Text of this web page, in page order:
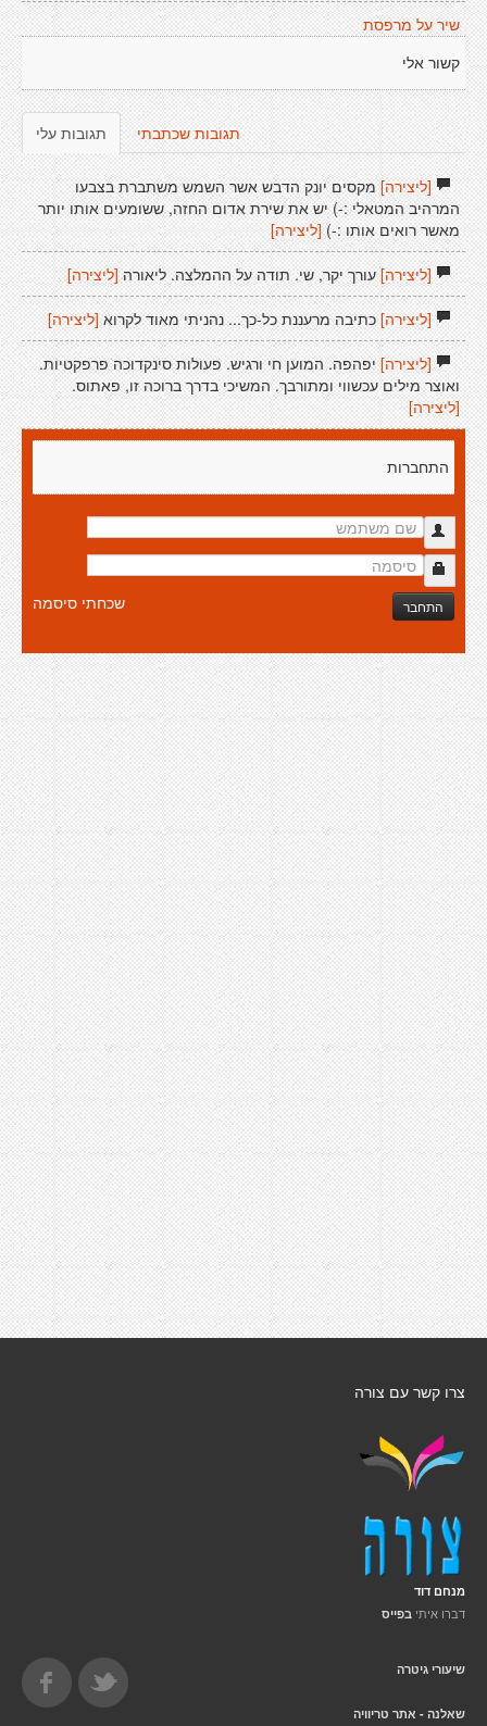
שיר על מרפסת
קשור אלי
תגובות עלי תגובות שכתבתי
[ליצירה]מקסים יונק הדבש אשר השמש משתברת בצבעו
המרהיב המטאלי :-) יש את שירת אדום החזה, ששומעים אותו יותר
מאשר רואים אותו :-) [ליצירה]
[ליצירה]עורך יקר, שי. תודה על ההמלצה. ליאורה[ליצירה]
[ליצירה]כתיבה מרעננת כל-כך... נהניתי מאוד לקרוא[ליצירה]
[ליצירה]יפהפה. המוען חי ורגיש. פעולות סינקדוכה פרפקטיות.
ואוצר מילים עכשווי ומתורבך. המשיכי בדרך ברוכה זו, פאתוס.
[ליצירה]
התחברות
התחבר שכחתי סיסמה
צרו קשר עם צורה
מנחם דוד
דברו איתי בפייס
שיעורי גיטרה
שאלנה - אתר טריוויה